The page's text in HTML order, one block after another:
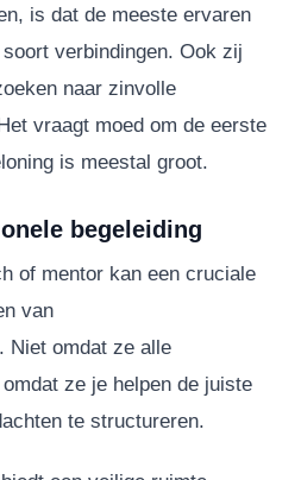
is dat de meeste ervaren
verbindingen. Ook zij
naar zinvolle
vraagt moed om de eerste
is meestal groot.
begeleiding
of mentor kan een cruciale
van
Niet omdat ze alle
ze je helpen de juiste
te structureren.